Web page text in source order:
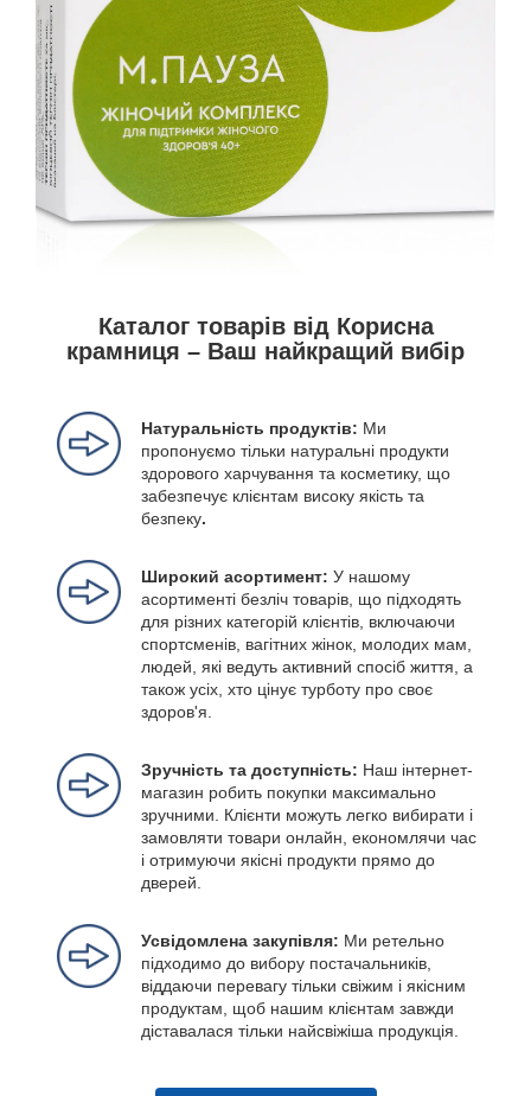
Каталог товарів від Корисна
крамниця – Ваш найкращий вибір
Натуральність продуктів: Ми
пропонуємо тільки натуральні продукти
здорового харчування та косметику, що
забезпечує клієнтам високу якість та
безпеку.
Широкий асортимент: У нашому
асортименті безліч товарів, що підходять
для різних категорій клієнтів, включаючи
спортсменів, вагітних жінок, молодих мам,
людей, які ведуть активний спосіб життя, а
також усіх, хто цінує турботу про своє
здоров'я.
Зручність та доступність: Наш інтернет-
магазин робить покупки максимально
зручними. Клієнти можуть легко вибирати і
замовляти товари онлайн, економлячи час
і отримуючи якісні продукти прямо до
дверей.
Усвідомлена закупівля: Ми ретельно
підходимо до вибору постачальників,
віддаючи перевагу тільки свіжим і якісним
продуктам, щоб нашим клієнтам завжди
діставалася тільки найсвіжіша продукція.